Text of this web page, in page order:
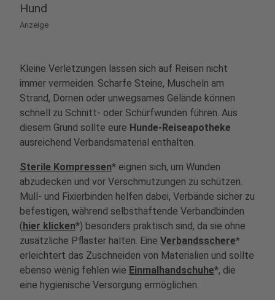
Hund
Anzeige
Kleine Verletzungen lassen sich auf Reisen nicht
immer vermeiden. Scharfe Steine, Muscheln am
Strand, Dornen oder unwegsames Gelände können
schnell zu Schnitt- oder Schürfwunden führen. Aus
diesem Grund sollte eure Hunde-Reiseapotheke
ausreichend Verbandsmaterial enthalten.
Sterile Kompressen* eignen sich, um Wunden
abzudecken und vor Verschmutzungen zu schützen.
Mull- und Fixierbinden helfen dabei, Verbände sicher zu
befestigen, während selbsthaftende Verbandbinden
(hier klicken*) besonders praktisch sind, da sie ohne
zusätzliche Pflaster halten. Eine Verbandsschere*
erleichtert das Zuschneiden von Materialien und sollte
ebenso wenig fehlen wie Einmalhandschuhe*, die
eine hygienische Versorgung ermöglichen.